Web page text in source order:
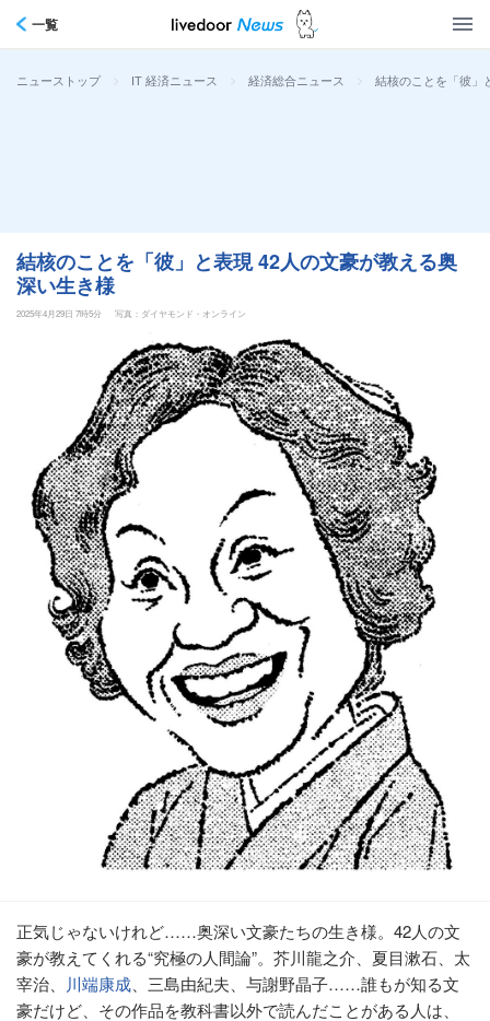
一覧
ニューストップ > IT 経済ニュース > 経済総合ニュース > 結核のことを「彼」
結核のことを「彼」と表現 42人の文豪が教える奥
深い生き様
2025年4月29日 7時5分 写真：ダイヤモンド・オンライン
正気じゃないけれど……奥深い文豪たちの生き様。42人の文
豪が教えてくれる“究極の人間論”。芥川龍之介、夏目漱石、太
宰治、
川端康成 、三島由紀夫、与謝野晶子……誰もが知る文
豪だけど、その作品を教科書以外で読んだことがある人は、